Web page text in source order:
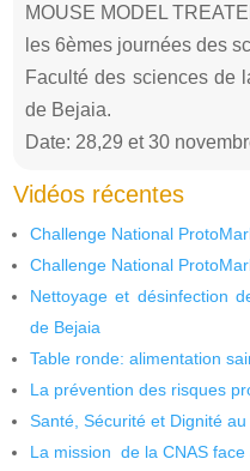
MOUSE MODEL
les 6èmes journées des
Faculté des sciences de
de Bejaia.
Date: 28,29 et 30
Vidéos récentes
Challenge National
Challenge National
Nettoyage et désinfection
de Bejaia
Table ronde: alimentation
La prévention des risques
Santé, Sécurité et Dignité
La mission de la CNAS